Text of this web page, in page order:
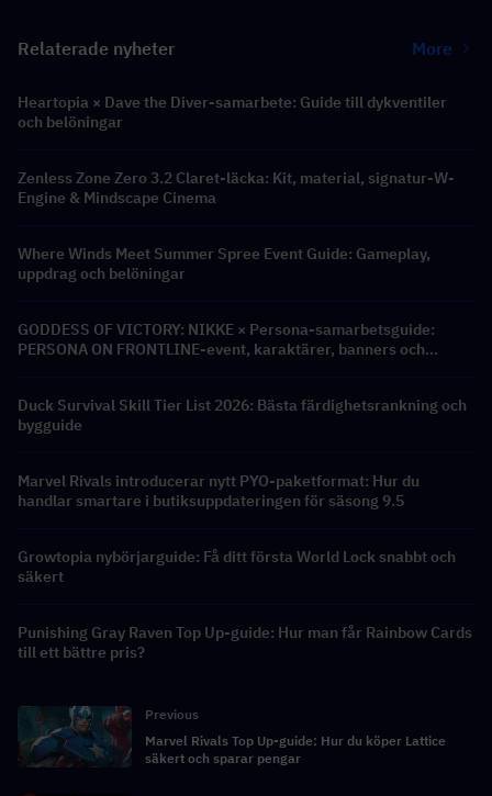
Relaterade nyheter More
Heartopia × Dave the Diver-samarbete: Guide till dykventiler
och belöningar
Zenless Zone Zero 3.2 Claret-läcka: Kit, material, signatur-W-
Engine & Mindscape Cinema
Where Winds Meet Summer Spree Event Guide: Gameplay,
uppdrag och belöningar
GODDESS OF VICTORY: NIKKE × Persona-samarbetsguide:
PERSONA ON FRONTLINE-event, karaktärer, banners och
Duck Survival Skill Tier List 2026: Bästa färdighetsrankning och
bygguide
Marvel Rivals introducerar nytt PYO-paketformat: Hur du
handlar smartare i butiksuppdateringen för säsong 9.5
Growtopia nybörjarguide: Få ditt första World Lock snabbt och
säkert
Punishing Gray Raven Top Up-guide: Hur man får Rainbow Cards
till ett bättre pris?
Previous
Marvel Rivals Top Up-guide: Hur du köper Lattice
säkert och sparar pengar